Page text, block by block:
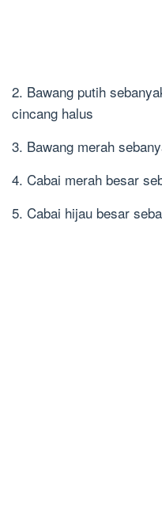
2. Bawang putih
cincang halus
3. Bawang merah
4. Cabai merah besar
5. Cabai hijau besar